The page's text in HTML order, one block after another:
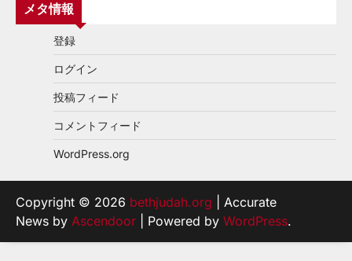
メタ情報
登録
ログイン
投稿フィード
コメントフィード
WordPress.org
Copyright © 2026 bethjudah.org | Accurate
News by Ascendoor | Powered by WordPress.